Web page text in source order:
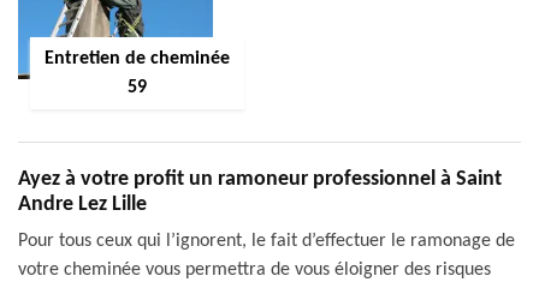
Entretien de cheminée
59
Ayez à votre profit un ramoneur professionnel à Saint
Andre Lez Lille
Pour tous ceux qui l’ignorent, le fait d’effectuer le ramonage de
votre cheminée vous permettra de vous éloigner des risques